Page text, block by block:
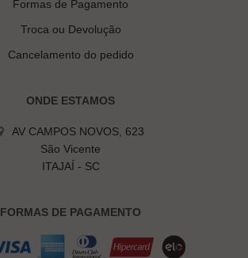
Formas de Pagamento
Troca ou Devolução
Cancelamento do pedido
ONDE ESTAMOS
AV CAMPOS NOVOS, 623
São Vicente
ITAJAÍ - SC
FORMAS DE PAGAMENTO